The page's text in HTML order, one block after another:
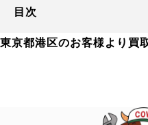
目次
東京都港区のお客様より買